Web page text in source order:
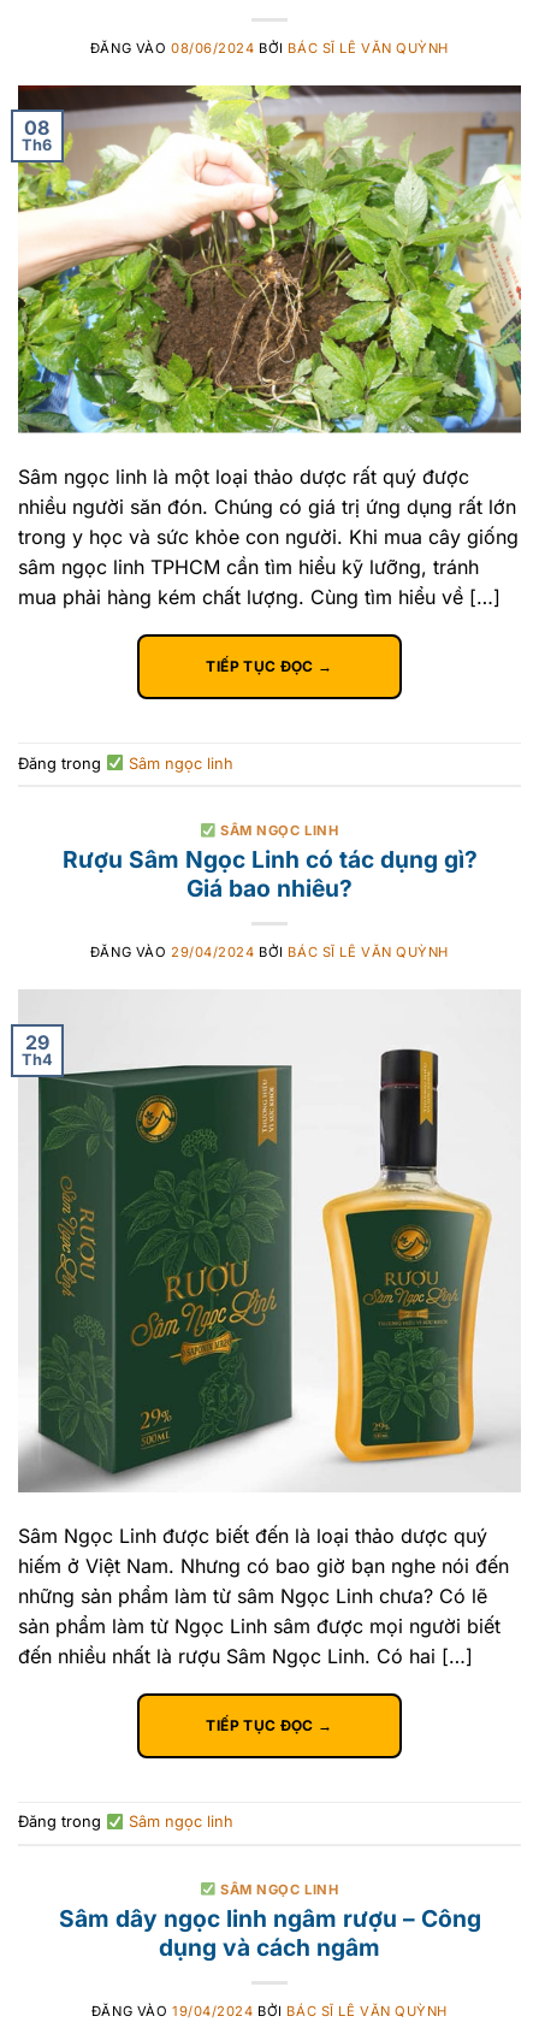
ĐĂNG VÀO 08/06/2024 BỞI BÁC SĨ LÊ VĂN QUỲNH
08
Th6
Sâm ngọc linh là một loại thảo dược rất quý được
nhiều người săn đón. Chúng có giá trị ứng dụng rất lớn
trong y học và sức khỏe con người. Khi mua cây giống
sâm ngọc linh TPHCM cần tìm hiểu kỹ lưỡng, tránh
mua phải hàng kém chất lượng. Cùng tìm hiểu về […]
TIẾP TỤC ĐỌC →
Đăng trong Sâm ngọc linh
SÂM NGỌC LINH
Rượu Sâm Ngọc Linh có tác dụng gì?
Giá bao nhiêu?
ĐĂNG VÀO 29/04/2024 BỞI BÁC SĨ LÊ VĂN QUỲNH
29
Th4
Sâm Ngọc Linh được biết đến là loại thảo dược quý
hiếm ở Việt Nam. Nhưng có bao giờ bạn nghe nói đến
những sản phẩm làm từ sâm Ngọc Linh chưa? Có lẽ
sản phẩm làm từ Ngọc Linh sâm được mọi người biết
đến nhiều nhất là rượu Sâm Ngọc Linh. Có hai […]
TIẾP TỤC ĐỌC →
Đăng trong Sâm ngọc linh
SÂM NGỌC LINH
Sâm dây ngọc linh ngâm rượu – Công
dụng và cách ngâm
ĐĂNG VÀO 19/04/2024 BỞI BÁC SĨ LÊ VĂN QUỲNH